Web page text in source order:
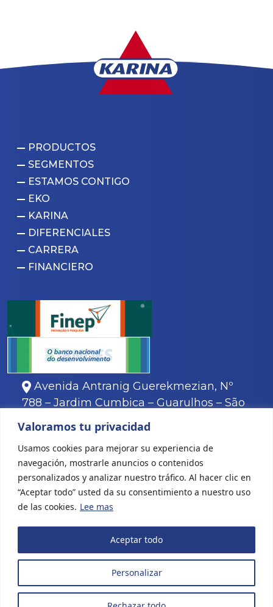
Valoramos tu privacidad
Usamos cookies para mejorar su experiencia de
navegación, mostrarle anuncios o contenidos
personalizados y analizar nuestro tráfico. Al hacer clic en
“Aceptar todo” usted da su consentimiento a nuestro uso
de las cookies. Lee mas
Personalizar
Aceptar todo
Avenida Antranig Guerekmezian, Nº
788 – Jardim Cumbica – Guarulhos – São
Paulo.
113466-8088
PRODUCTOS
SEGMENTOS
ESTAMOS CONTIGO
EKO
KARINA
DIFERENCIALES
CARRERA
FINANCIERO
Todos los derechos reservados © 2022 Karina Plásticos
Creación de sitio web